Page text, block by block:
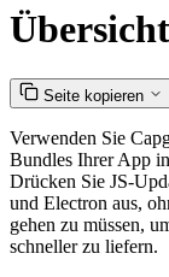
Übersicht
Seite kopieren
Verwenden Sie
Bundles Ihrer App
Drücken Sie JS-
und Electron aus,
gehen zu müssen,
schneller zu liefern.